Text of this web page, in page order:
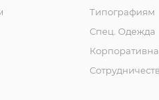
Типографиям
Спец. Одежда